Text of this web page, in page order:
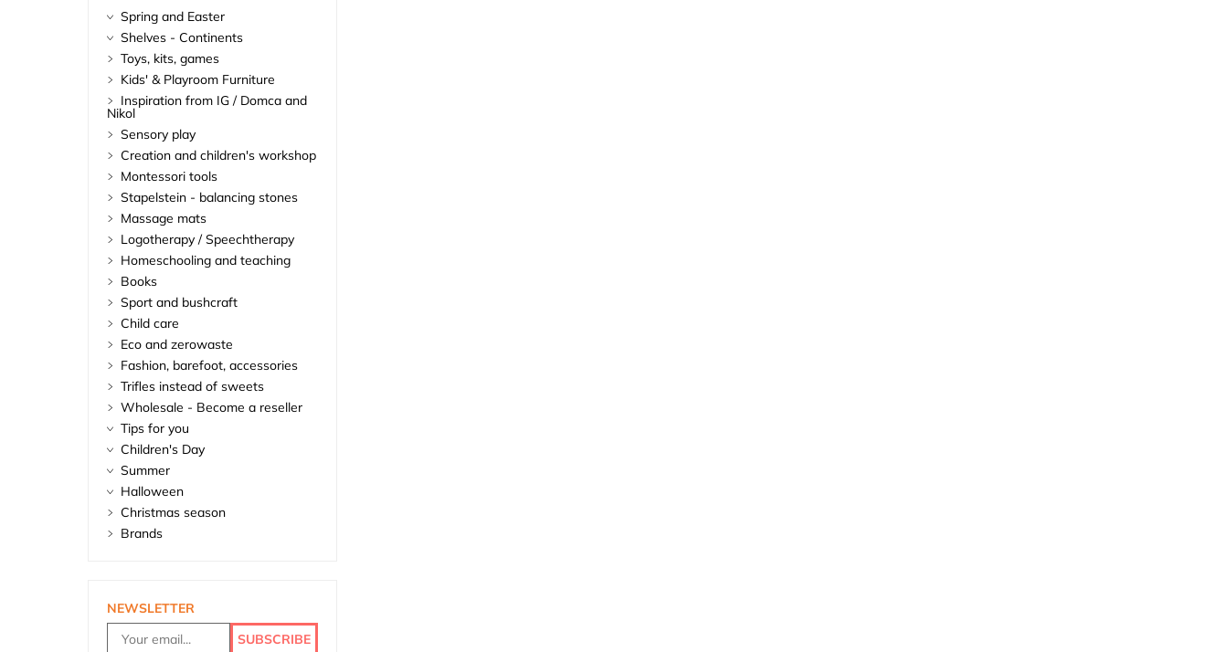
Spring and Easter
Shelves - Continents
Toys, kits, games
Kids' & Playroom Furniture
Inspiration from IG / Domca and
Nikol
Sensory play
Creation and children's workshop
Montessori tools
Stapelstein - balancing stones
Massage mats
Logotherapy / Speechtherapy
Homeschooling and teaching
Books
Sport and bushcraft
Child care
Eco and zerowaste
Fashion, barefoot, accessories
Trifles instead of sweets
Wholesale - Become a reseller
Tips for you
Children's Day
Summer
Halloween
Christmas season
Brands
NEWSLETTER